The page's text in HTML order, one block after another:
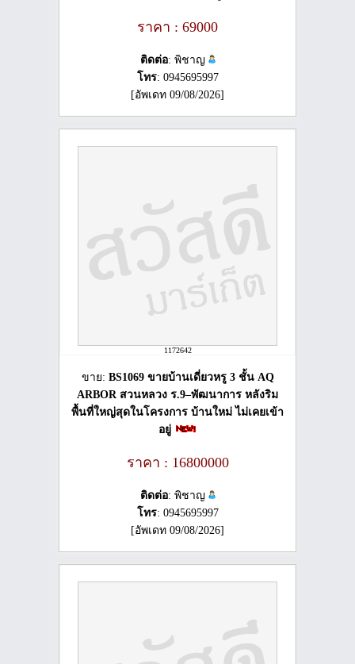
ราคา : 69000
ติดต่อ: พิชาญ
โทร: 0945695997
[อัพเดท 09/08/2026]
1172642
ขาย: BS1069 ขายบ้านเดี่ยวหรู 3 ชั้น AQ
ARBOR สวนหลวง ร.9–พัฒนาการ หลังริม
พื้นที่ใหญ่สุดในโครงการ บ้านใหม่ ไม่เคยเข้า
อยู่
ราคา : 16800000
ติดต่อ: พิชาญ
โทร: 0945695997
[อัพเดท 09/08/2026]